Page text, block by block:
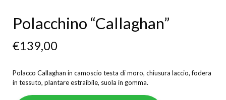
Polacchino “Callaghan”
€139,00
Polacco Callaghan in camoscio testa di moro, chiusura laccio, fodera
in tessuto, plantare estraibile, suola in gomma.